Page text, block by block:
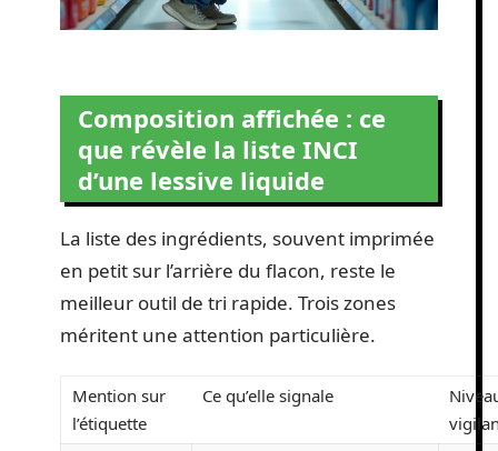
Composition affichée : ce
que révèle la liste INCI
d’une lessive liquide
La liste des ingrédients, souvent imprimée
en petit sur l’arrière du flacon, reste le
meilleur outil de tri rapide. Trois zones
méritent une attention particulière.
Mention sur
l’étiquette
Ce qu’elle signale